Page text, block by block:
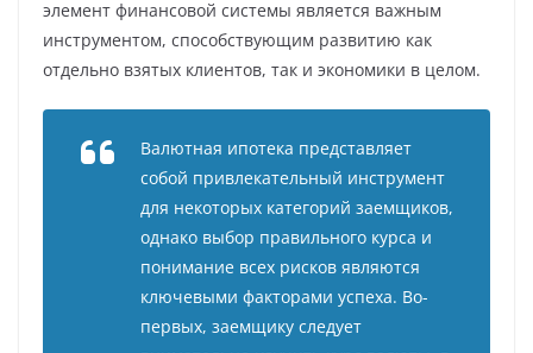
элемент финансовой системы является важным
инструментом, способствующим развитию как
отдельно взятых клиентов, так и экономики в целом.
Валютная ипотека представляет
собой привлекательный инструмент
для некоторых категорий заемщиков,
однако выбор правильного курса и
понимание всех рисков являются
ключевыми факторами успеха. Во-
первых, заемщику следует